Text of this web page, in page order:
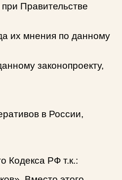
Правительстве
их мнения по данному
законопроекту,
в России,
Кодекса РФ т.к.: